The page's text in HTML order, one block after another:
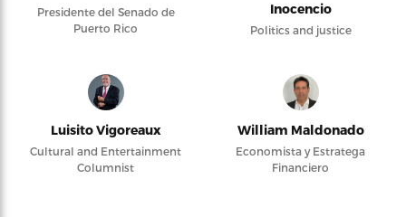
Presidente del Senado de
Puerto Rico
Inocencio
Politics and justice
Luisito Vigoreaux
Cultural and Entertainment
Columnist
William Maldonado
Economista y Estratega
Financiero